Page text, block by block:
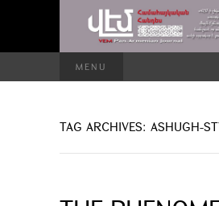
MENU
TAG ARCHIVES: ASHUGH-